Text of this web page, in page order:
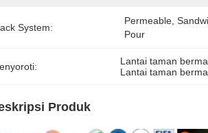
System:
Permeable,
Pour
Lantai taman
Lantai taman
Produk